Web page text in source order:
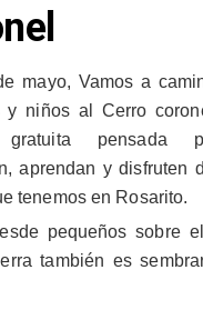
mayo, Vamos a
y niños al Cerro
gratuita pensada
aprendan y disfruten
tenemos en Rosarito.
pequeños sobre
también es